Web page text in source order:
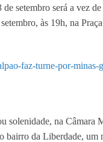
setembro será a vez
às 19h, na
faz-turne-por-minas-
solenidade, na Câmara
bairro da Liberdade, um